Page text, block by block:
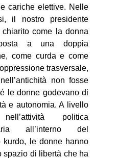
cariche elettive. Nelle
il nostro presidente
come la donna
a una doppia
come curda e come
trasversale,
non fosse
le donne godevano di
e autonomia. A livello
politica
all’interno del
kurdo, le donne hanno
spazio di libertà che ha